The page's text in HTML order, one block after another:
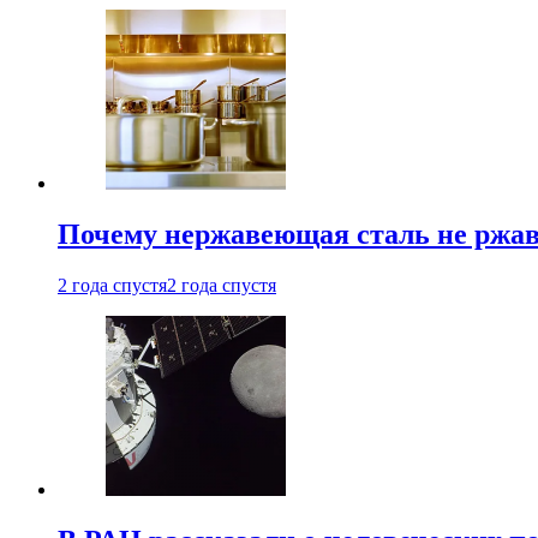
Почему нержавеющая сталь не
2 года спустя2 года спустя